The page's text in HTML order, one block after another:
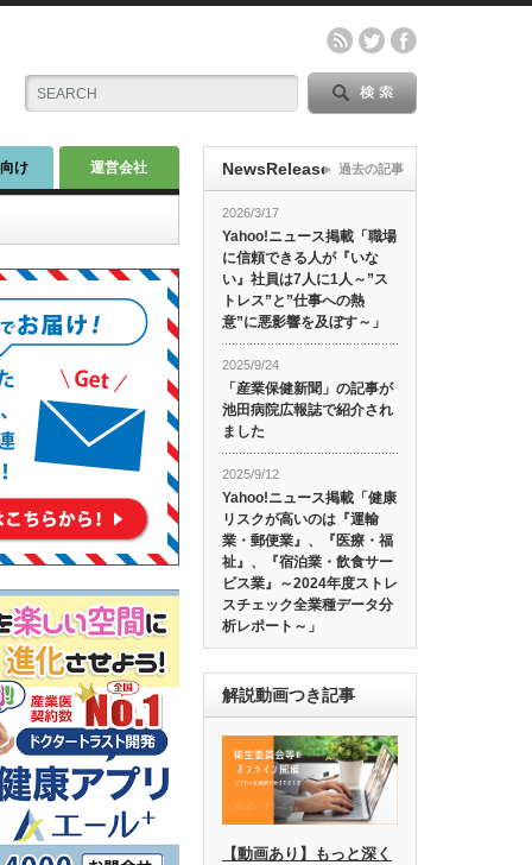
け 運営会社 NewsRelease
2026/3/17
Yahoo!ニュース掲載「職場
に信頼できる人が『いな
い』社員は7人に1人～”ス
トレス”と”仕事への熱
意”に悪影響を及ぼす～」
2025/9/24
「産業保健新聞」の記事が
池田病院広報誌で紹介され
ました
2025/9/12
Yahoo!ニュース掲載「健康
リスクが高いのは『運輸
業・郵便業』、『医療・福
祉』、『宿泊業・飲食サー
ビス業』～2024年度ストレ
スチェック全業種データ分
析レポート～」
過去の記事
解説動画つき記事
【動画あり】もっと深く